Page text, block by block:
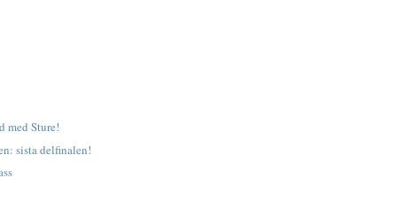
med Sture!
sista delfinalen!